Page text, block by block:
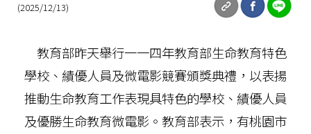
(2025/12/13)
教育部昨天舉行一一四年教育部生命教育特色
學校、績優人員及微電影競賽頒獎典禮，以表揚
推動生命教育工作表現具特色的學校、績優人員
及優勝生命教育微電影。教育部表示，有桃園市